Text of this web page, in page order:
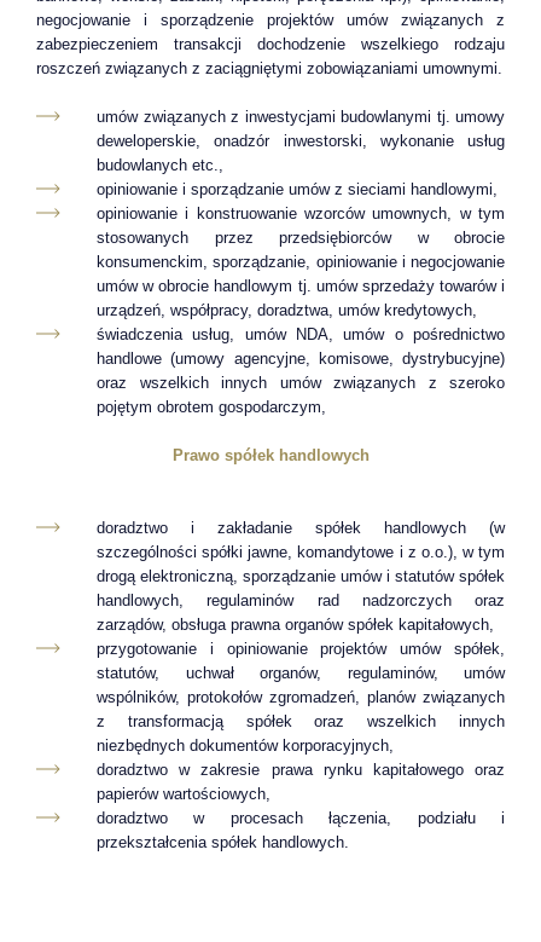
negocjowanie i sporządzenie projektów umów związanych z
zabezpieczeniem transakcji dochodzenie wszelkiego rodzaju
roszczeń związanych z zaciągniętymi zobowiązaniami umownymi.
umów związanych z inwestycjami budowlanymi tj. umowy
deweloperskie, onadzór inwestorski, wykonanie usług
budowlanych etc.,
opiniowanie i sporządzanie umów z sieciami handlowymi,
opiniowanie i konstruowanie wzorców umownych, w tym
stosowanych przez przedsiębiorców w obrocie
konsumenckim, sporządzanie, opiniowanie i negocjowanie
umów w obrocie handlowym tj. umów sprzedaży towarów i
urządzeń, współpracy, doradztwa, umów kredytowych,
świadczenia usług, umów NDA, umów o pośrednictwo
handlowe (umowy agencyjne, komisowe, dystrybucyjne)
oraz wszelkich innych umów związanych z szeroko
pojętym obrotem gospodarczym,
Prawo spółek handlowych
doradztwo i zakładanie spółek handlowych (w
szczególności spółki jawne, komandytowe i z o.o.), w tym
drogą elektroniczną, sporządzanie umów i statutów spółek
handlowych, regulaminów rad nadzorczych oraz
zarządów, obsługa prawna organów spółek kapitałowych,
przygotowanie i opiniowanie projektów umów spółek,
statutów, uchwał organów, regulaminów, umów
wspólników, protokołów zgromadzeń, planów związanych
z transformacją spółek oraz wszelkich innych
niezbędnych dokumentów korporacyjnych,
doradztwo w zakresie prawa rynku kapitałowego oraz
papierów wartościowych,
doradztwo w procesach łączenia, podziału i
przekształcenia spółek handlowych.